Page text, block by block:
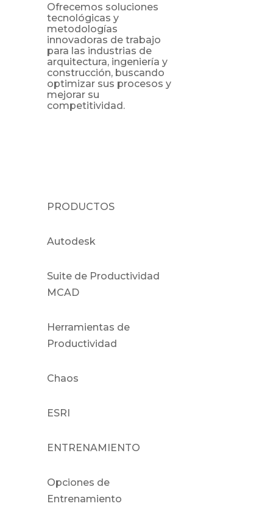
Ofrecemos soluciones
tecnológicas y
metodologías
innovadoras de trabajo
para las industrias de
arquitectura, ingeniería y
construcción, buscando
optimizar sus procesos y
mejorar su
competitividad.
PRODUCTOS
Autodesk
Suite de Productividad
MCAD
Herramientas de
Productividad
Chaos
ESRI
ENTRENAMIENTO
Opciones de
Entrenamiento